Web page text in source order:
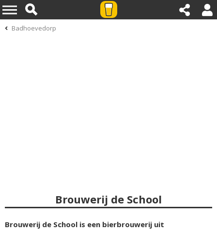
Badhoevedorp
Brouwerij de School
Brouwerij de School is een bierbrouwerij uit